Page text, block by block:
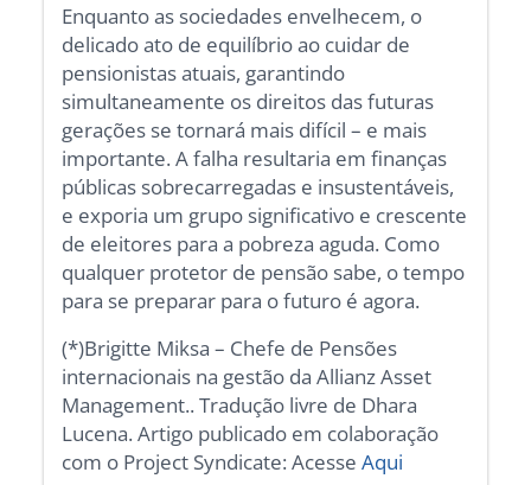
Enquanto as sociedades envelhecem, o
delicado ato de equilíbrio ao cuidar de
pensionistas atuais, garantindo
simultaneamente os direitos das futuras
gerações se tornará mais difícil – e mais
importante. A falha resultaria em finanças
públicas sobrecarregadas e insustentáveis,
e exporia um grupo significativo e crescente
de eleitores para a pobreza aguda. Como
qualquer protetor de pensão sabe, o tempo
para se preparar para o futuro é agora.
(*)Brigitte Miksa – Chefe de Pensões
internacionais na gestão da Allianz Asset
Management.. Tradução livre de Dhara
Lucena. Artigo publicado em colaboração
com o Project Syndicate: AcesseAqui